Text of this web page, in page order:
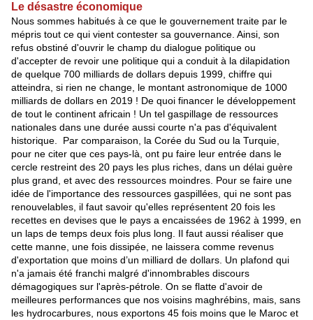
Le désastre économique
Nous sommes habitués à ce que le gouvernement traite par le
mépris tout ce qui vient contester sa gouvernance. Ainsi, son
refus obstiné d'ouvrir le champ du dialogue politique ou
d'accepter de revoir une politique qui a conduit à la dilapidation
de quelque 700 milliards de dollars depuis 1999, chiffre qui
atteindra, si rien ne change, le montant astronomique de 1000
milliards de dollars en 2019 ! De quoi financer le développement
de tout le continent africain ! Un tel gaspillage de ressources
nationales dans une durée aussi courte n'a pas d'équivalent
historique. Par comparaison, la Corée du Sud ou la Turquie,
pour ne citer que ces pays-là, ont pu faire leur entrée dans le
cercle restreint des 20 pays les plus riches, dans un délai guère
plus grand, et avec des ressources moindres. Pour se faire une
idée de l'importance des ressources gaspillées, qui ne sont pas
renouvelables, il faut savoir qu'elles représentent 20 fois les
recettes en devises que le pays a encaissées de 1962 à 1999, en
un laps de temps deux fois plus long. Il faut aussi réaliser que
cette manne, une fois dissipée, ne laissera comme revenus
d'exportation que moins d’un milliard de dollars. Un plafond qui
n'a jamais été franchi malgré d'innombrables discours
démagogiques sur l'après-pétrole. On se flatte d'avoir de
meilleures performances que nos voisins maghrébins, mais, sans
les hydrocarbures, nous exportons 45 fois moins que le Maroc et